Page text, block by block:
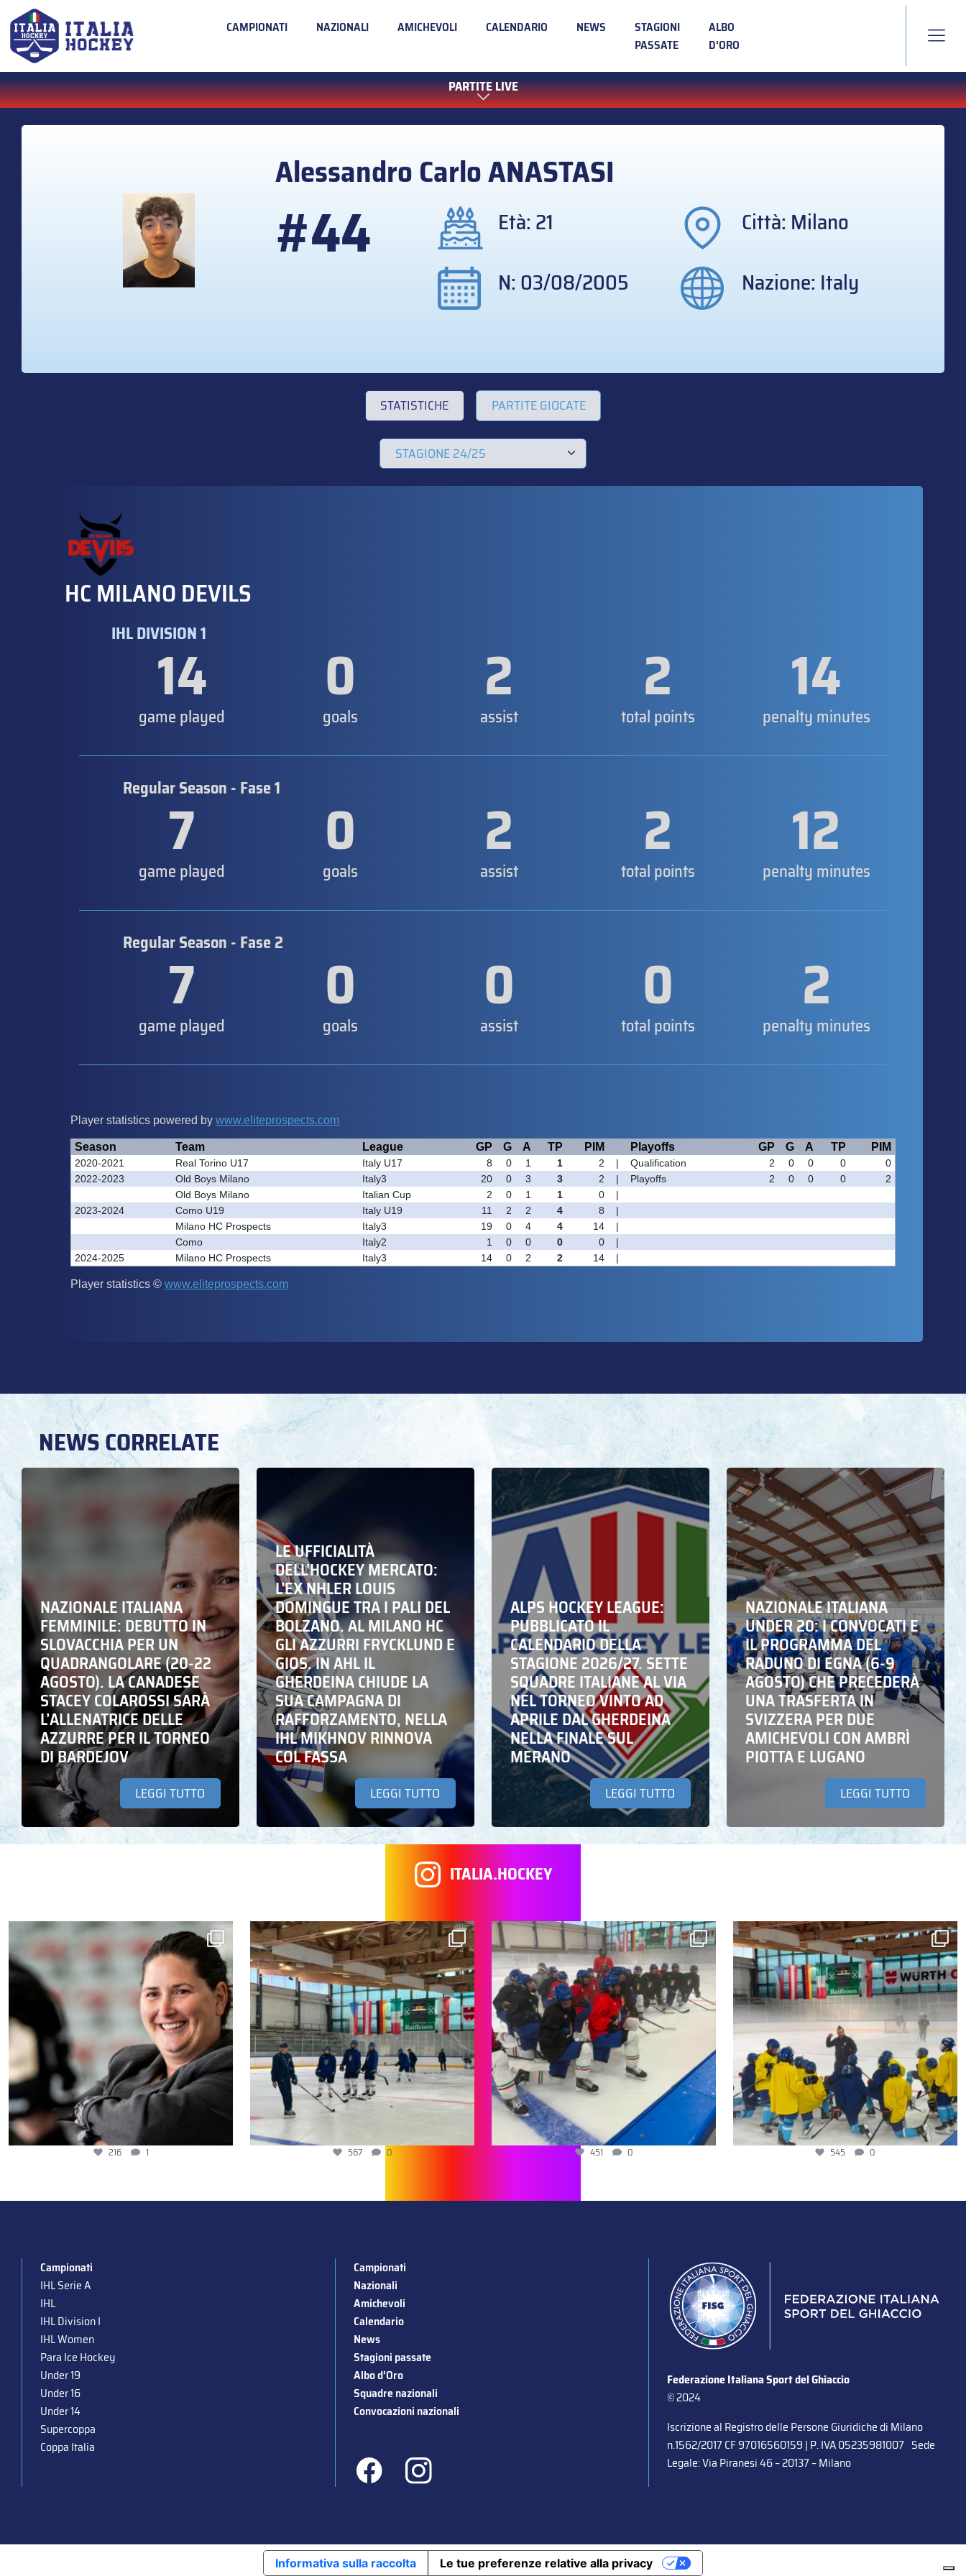
CAMPIONATI NAZIONALI AMICHEVOLI CALENDARIO NEWS
STAGIONI
PASSATE
ALBO
D’ORO
PARTITE LIVE
Alessandro CarloANASTASI
#44 Età: 21
Città: Milano
N: 03/08/2005
Nazione: Italy
STATISTICHE PARTITE GIOCATE
HC MILANO DEVILS
IHL DIVISION 1
14
game played 0
goals 2
assist 2
total points 14
penalty minutes
Regular Season - Fase 1
7
game played 0
goals 2
assist 2
total points 12
penalty minutes
Regular Season - Fase 2
7
game played 0
goals 0
assist 0
total points 2
penalty minutes
NEWS CORRELATE
NAZIONALE ITALIANA
FEMMINILE: DEBUTTO IN
SLOVACCHIA PER UN
QUADRANGOLARE (20-22
AGOSTO). LA CANADESE
STACEY COLAROSSI SARÀ
L’ALLENATRICE DELLE
AZZURRE PER IL TORNEO
DI BARDEJOV
LEGGI TUTTO
LE UFFICIALITÀ
DELL’HOCKEY MERCATO:
L’EX NHLER LOUIS
DOMINGUE TRA I PALI DEL
BOLZANO. AL MILANO HC
GLI AZZURRI FRYCKLUND E
GIOS. IN AHL IL
GHERDEINA CHIUDE LA
SUA CAMPAGNA DI
RAFFORZAMENTO, NELLA
IHL MIKHNOV RINNOVA
COL FASSA
LEGGI TUTTO
ALPS HOCKEY LEAGUE:
PUBBLICATO IL
CALENDARIO DELLA
STAGIONE 2026/27. SETTE
SQUADRE ITALIANE AL VIA
NEL TORNEO VINTO AD
APRILE DAL GHERDEINA
NELLA FINALE SUL
MERANO
LEGGI TUTTO
NAZIONALE ITALIANA
UNDER 20: I CONVOCATI E
IL PROGRAMMA DEL
RADUNO DI EGNA (6-9
AGOSTO) CHE PRECEDERÀ
UNA TRASFERTA IN
SVIZZERA PER DUE
AMICHEVOLI CON AMBRÌ
PIOTTA E LUGANO
LEGGI TUTTO
ITALIA.HOCKEY
216 1 567 0 451 0 545 0
Campionati
IHL Serie A
IHL
IHL Division I
IHL Women
Para Ice Hockey
Under 19
Under 16
Under 14
Supercoppa
Coppa Italia
Campionati
Nazionali
Amichevoli
Calendario
News
Stagioni passate
Albo d’Oro
Squadre nazionali
Convocazioni nazionali
Federazione Italiana Sport del Ghiaccio
© 2024
Iscrizione al Registro delle Persone Giuridiche di Milano
n.1562/2017 CF 97016560159 | P. IVA 05235981007 Sede
Legale: Via Piranesi 46 – 20137 – Milano
Informativa sulla raccolta Le tue preferenze relative alla privacy